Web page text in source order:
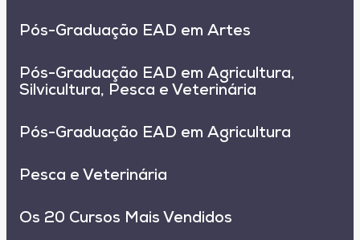
Pós-Graduação EAD em Artes
Pós-Graduação EAD em Agricultura,
Silvicultura, Pesca e Veterinária
Pós-Graduação EAD em Agricultura
Pesca e Veterinária
Os 20 Cursos Mais Vendidos